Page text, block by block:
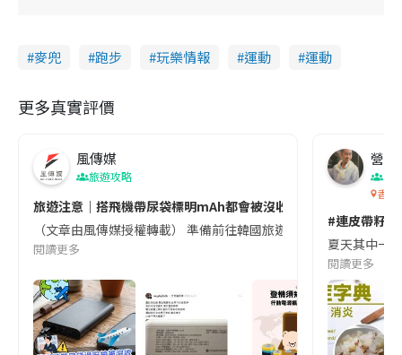
麥兜 跑步 玩樂情報 運動 運動
更多真實評價
風傳媒
旅遊攻略
旅遊注意｜搭飛機帶尿袋標明mAh都會被沒收😱出發前切記檢查
（文章由風傳媒授權轉載） 準備前往韓國旅遊的民眾，近期要
閱讀更多
營養
香港
#連皮帶籽
夏天其中一
閱讀更多